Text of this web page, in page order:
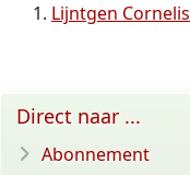
Lijntgen Cornelis
Direct naar ...
Abonnement